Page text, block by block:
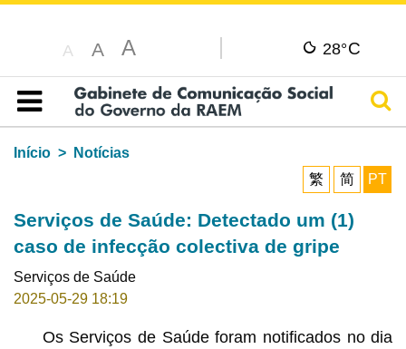
A A A 28°C
Índice
Início
Notícias
繁
简 PT
Serviços de Saúde: Detectado um (1)
caso de infecção colectiva de gripe
Serviços de Saúde
2025-05-29 18:19
Os Serviços de Saúde foram notificados no dia